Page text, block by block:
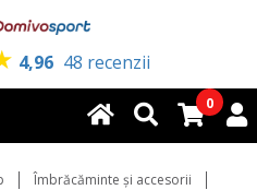
4,96 48 recenzii
0
Îmbrăcăminte și accesorii